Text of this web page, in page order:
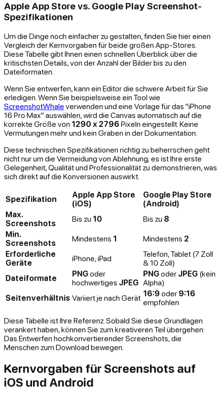
Apple App Store vs. Google Play Screenshot-
Spezifikationen
Um die Dinge noch einfacher zu gestalten, finden Sie hier einen
Vergleich der Kernvorgaben für beide großen App-Stores.
Diese Tabelle gibt Ihnen einen schnellen Überblick über die
kritischsten Details, von der Anzahl der Bilder bis zu den
Dateiformaten.
Wenn Sie entwerfen, kann ein Editor die schwere Arbeit für Sie
erledigen. Wenn Sie beispielsweise ein Tool wie
ScreenshotWhale verwenden und eine Vorlage für das "iPhone
16 Pro Max" auswählen, wird die Canvas automatisch auf die
korrekte Größe von 1290 x 2796 Pixeln eingestellt. Keine
Vermutungen mehr und kein Graben in der Dokumentation.
Diese technischen Spezifikationen richtig zu beherrschen geht
nicht nur um die Vermeidung von Ablehnung; es ist Ihre erste
Gelegenheit, Qualität und Professionalität zu demonstrieren, was
sich direkt auf die Konversionen auswirkt.
Spezifikation
Apple App Store
(iOS)
Google Play Store
(Android)
Max.
Screenshots
Bis zu 10 Bis zu 8
Min.
Screenshots
Mindestens 1 Mindestens 2
Erforderliche
Geräte
iPhone, iPad
Telefon, Tablet (7 Zoll
& 10 Zoll)
Dateiformate
PNGoder
hochwertiges JPEG
PNGoderJPEG (kein
Alpha)
Seitenverhältnis Variiert je nach Gerät 16:9 oder 9:16
empfohlen
Diese Tabelle ist Ihre Referenz. Sobald Sie diese Grundlagen
verankert haben, können Sie zum kreativeren Teil übergehen:
Das Entwerfen hochkonvertierender Screenshots, die
Menschen zum Download bewegen.
Kernvorgaben für Screenshots auf
iOS und Android